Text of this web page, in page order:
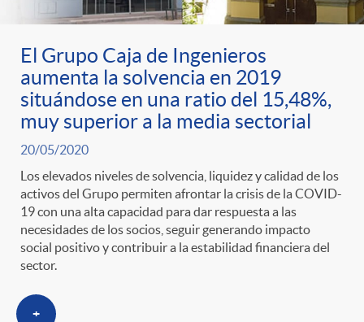
El Grupo Caja de Ingenieros
aumenta la solvencia en 2019
situándose en una ratio del 15,48%,
muy superior a la media sectorial
20/05/2020
Los elevados niveles de solvencia, liquidez y calidad de los
activos del Grupo permiten afrontar la crisis de la COVID-
19 con una alta capacidad para dar respuesta a las
necesidades de los socios, seguir generando impacto
social positivo y contribuir a la estabilidad financiera del
sector.
+